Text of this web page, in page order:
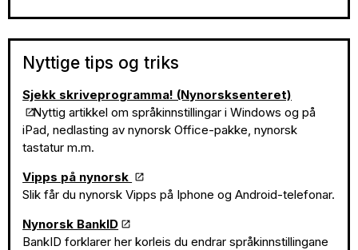
Nyttige tips og triks
Sjekk skriveprogramma! (Nynorsksenteret)
Nyttig artikkel om språkinnstillingar i Windows og på
iPad, nedlasting av nynorsk Office-pakke, nynorsk
tastatur m.m.
Vipps på nynorsk
Slik får du nynorsk Vipps på Iphone og Android-telefonar.
Nynorsk BankID
BankID forklarer her korleis du endrar språkinnstillingane